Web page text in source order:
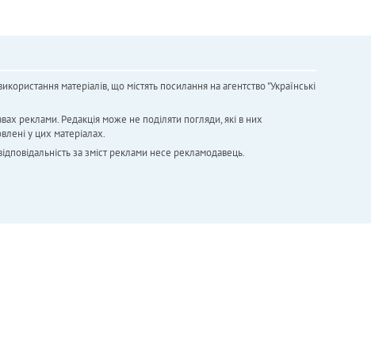
матеріалів, що містять посилання на агентство "Українськi
реклами. Редакція може не поділяти погляди, які в них
у цих матеріалах.
за зміст реклами несе рекламодавець.